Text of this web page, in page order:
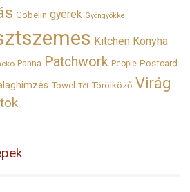
Gobelin gyerek Gyöngyökkel
Kitchen Konyha
Panna Patchwork People Postcard
Towel Tél Törölköző Virág